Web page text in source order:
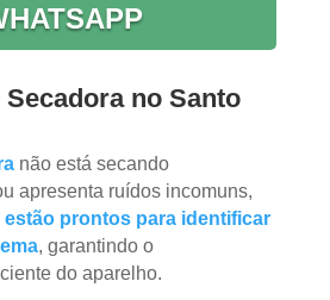
no Santo
não está secando
apresenta ruídos incomuns,
prontos para identificar
, garantindo o
do aparelho.